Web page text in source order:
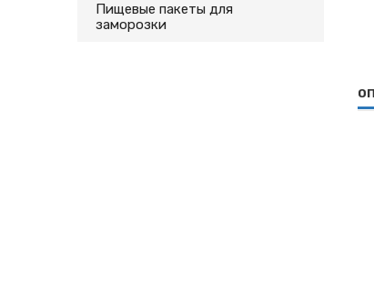
Пищевые пакеты для
заморозки